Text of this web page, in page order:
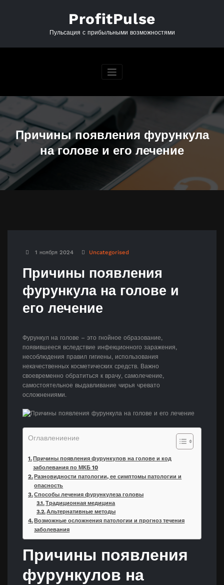
ProfitPulse
Пульсация с прибыльными возможностями
Причины появления фурункула
на голове и его лечение
1 ноября 2024 Uncategorised
Причины появления
фурункула на голове и
его лечение
Фурункул на голове – это гнойное образование,
появившееся вследствие инфекционного заражения,
несоблюдения правил гигиены, использования
некачественных косметических средств. Важно
своевременно обратиться к врачу, самолечение,
самостоятельное выдавливание чирья чревато
осложнениями.
Оглавлениение
Причины появления фурункулов на голове и код
заболевания по МКБ 10
Разновидности патологии, ее симптомы патологии и
опасность
Способы лечения фурункулеза головы
Традиционная медицина
Альтернативные методы
Возможные осложнения патологии и прогноз течения
заболевания
Причины появления
фурункулов на